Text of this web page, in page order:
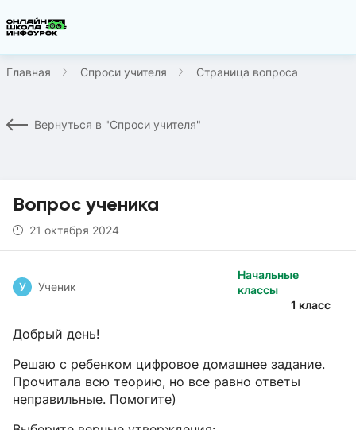
Главная Спроси учителя Страница вопроса
Вернуться в "Спроси учителя"
Вопрос ученика
21 октября 2024
Начальные
классы
1 класс
У Ученик
Добрый день!
Решаю с ребенком цифровое домашнее задание.
Прочитала всю теорию, но все равно ответы
неправильные. Помогите)